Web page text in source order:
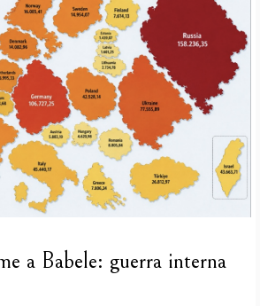
a Babele: guerra interna